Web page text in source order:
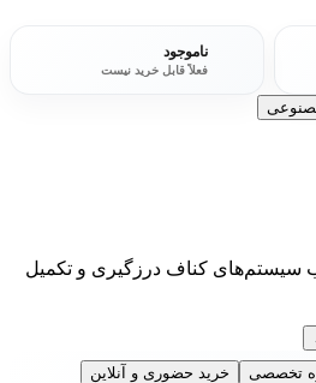
ناموجود
فعلاً قابل خرید نیست
کناف درزگیری و تکمیل
تخصصی
خرید حضوری و آنلاین